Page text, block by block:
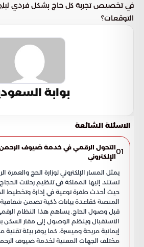
في تخصيص تجربة كل حاج بشكل فردي
التوقعات؟
بوابة
الاسئلة الشائعة
01التحول الرقمي في خدمة ضيوف الرحمن
الإلكتروني
يمثل المسار الإلكتروني لوزارة الحج والعمرة
تستند إليها المملكة في تنظيم رحلات
حيث أحدث طفرة نوعية في إدارة وتخطيط
المنصة كقاعدة بيانات ذكية تضمن
قبل وصول الحاج. يساهم هذا النظام
الاستقبال وينظم الوصول إلى مقار السكن
إيمانية مريحة وميسرة. كما يوفر بيئة تقنية
مختلف الجهات المعنية لخدمة ضيوف الرحمن